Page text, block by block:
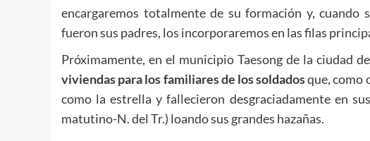
encargaremos totalmente de su formación y, cuando
fueron sus padres, los incorporaremos en las filas
Próximamente, en el municipio Taesong de la ciudad
viviendas para los familiares de los soldadosque, como
como la estrella y fallecieron desgraciadamente en
matutino-N. del Tr.) loando sus grandes hazañas.